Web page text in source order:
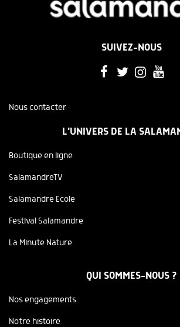
SUIVEZ-NOUS
Nous contacter
L'UNIVERS DE LA
Boutique en ligne
SalamandreTV
Salamandre Ecole
Festival Salamandre
La Minute Nature
QUI SOMMES-NOUS ?
Nos engagements
Notre histoire